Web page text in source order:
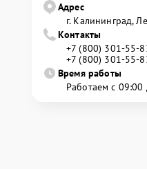
Адрес
г. Калининград,
Контакты
+7 (800) 301-55-
+7 (800) 301-55-
Время работы
Работаем с